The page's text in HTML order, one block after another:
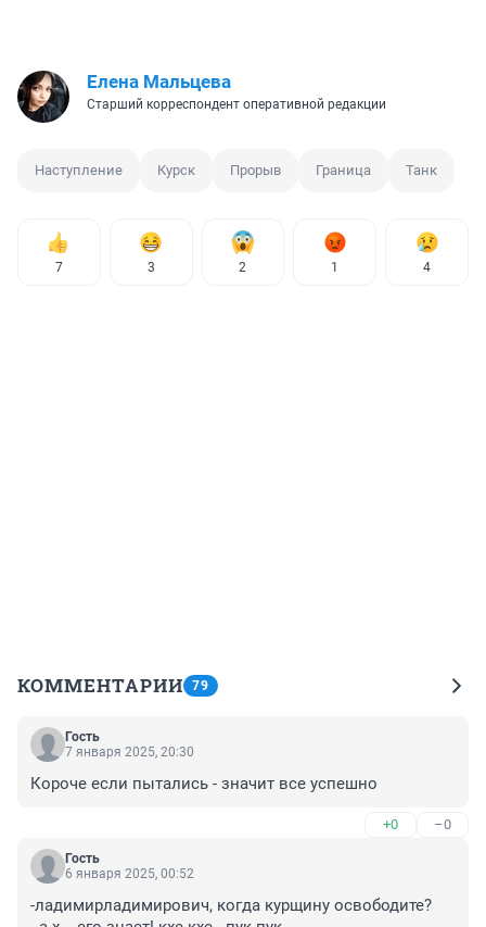
Елена Мальцева
Старший корреспондент оперативной редакции
Наступление Курск Прорыв Граница Танк
7 3 2 1 4
КОММЕНТАРИИ 79
Гость
7 января 2025, 20:30
Короче если пытались - значит все успешно
+0 –0
Гость
6 января 2025, 00:52
-ладимирладимирович, когда курщину освободите?